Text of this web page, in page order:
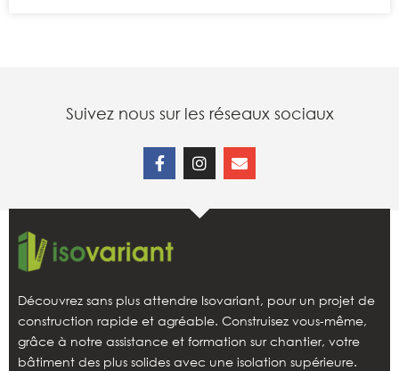
Suivez nous sur les réseaux sociaux
Découvrez sans plus attendre Isovariant, pour un projet de
construction rapide et agréable. Construisez vous-même,
grâce à notre assistance et formation sur chantier, votre
bâtiment des plus solides avec une isolation supérieure.